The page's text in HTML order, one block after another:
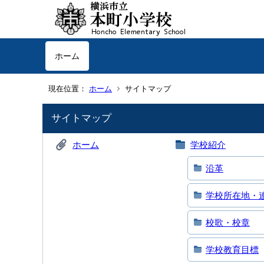
ホーム
現在位置： ホーム サイトマップ
サイトマップ
ホーム 学校紹介
沿革
学校所在地・
校歌・校章
学校教育目標